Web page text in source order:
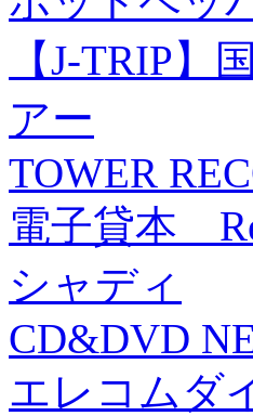
【J-TRIP
アー
TOWER
電子貸本
シャディ
CD&DVD
エレコムダ